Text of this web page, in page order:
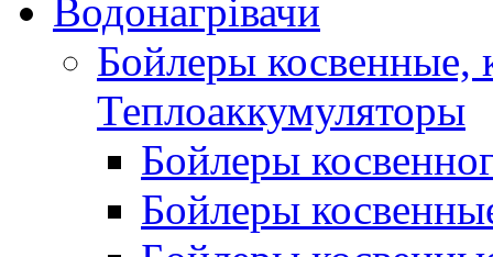
Водонагрівачи
Бойлеры косвенные,
Теплоаккумуляторы
Бойлеры
Бойлеры